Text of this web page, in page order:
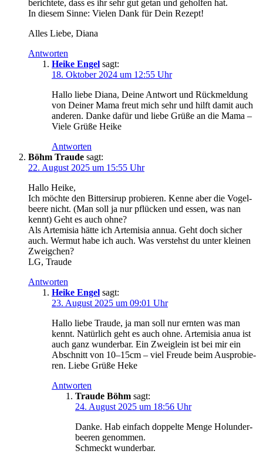
berich­te­te, dass es ihr sehr gut getan und gehol­fen hat.
In die­sem Sin­ne: Vie­len Dank für Dein Rezept!
Alles Lie­be, Diana
Antworten
Heike Engel sagt:
18. Oktober 2024 um 12:55 Uhr
Hal­lo lie­be Dia­na, Dei­ne Ant­wort und Rück­mel­dung
von Dei­ner Mama freut mich sehr und hilft damit auch
ande­ren. Dan­ke dafür und lie­be Grü­ße an die Mama –
Vie­le Grü­ße Heike
Antworten
Böhm Traude sagt:
22. August 2025 um 15:55 Uhr
Hal­lo Heike,
Ich möch­te den Bit­ter­si­rup pro­bie­ren. Ken­ne aber die Vogel­
bee­re nicht. (Man soll ja nur pflü­cken und essen, was nan
kennt) Geht es auch ohne?
Als Arte­mi­sia hät­te ich Arte­mi­sia annua. Geht doch sicher
auch. Wer­mut habe ich auch. Was ver­stehst du unter klei­nen
Zweigchen?
LG, Traude
Antworten
Heike Engel sagt:
23. August 2025 um 09:01 Uhr
Hal­lo lie­be Trau­de, ja man soll nur ern­ten was man
kennt. Natür­lich geht es auch ohne. Arte­mi­sia anua ist
auch ganz wun­der­bar. Ein Zweig­lein ist bei mir ein
Abschnitt von 10–15cm – viel Freu­de beim Aus­pro­bie­
ren. Lie­be Grü­ße Heke
Antworten
Traude Böhm sagt:
24. August 2025 um 18:56 Uhr
Dan­ke. Hab ein­fach dop­pel­te Men­ge Holun­der­
bee­ren genommen.
Schmeckt wunderbar.